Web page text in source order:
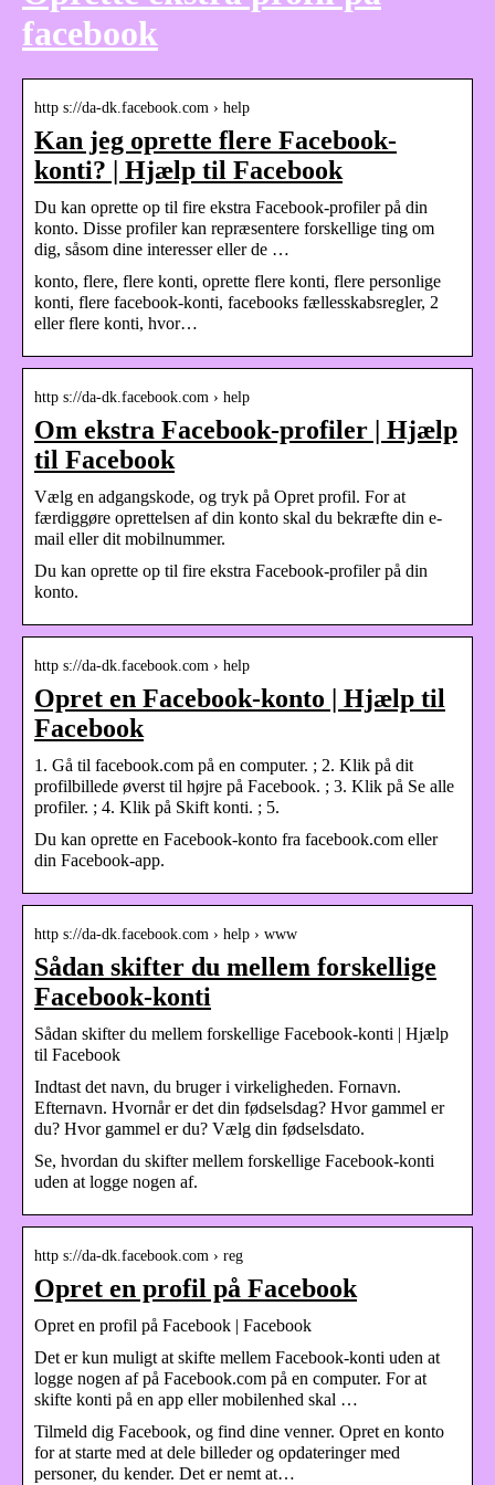
facebook
http s://da-dk.facebook.com › help
Kan jeg oprette flere Facebook-
konti? | Hjælp til Facebook
Du kan oprette op til fire ekstra Facebook-profiler på din
konto. Disse profiler kan repræsentere forskellige ting om
dig, såsom dine interesser eller de …
konto, flere, flere konti, oprette flere konti, flere personlige
konti, flere facebook-konti, facebooks fællesskabsregler, 2
eller flere konti, hvor…
http s://da-dk.facebook.com › help
Om ekstra Facebook-profiler | Hjælp
til Facebook
Vælg en adgangskode, og tryk på Opret profil. For at
færdiggøre oprettelsen af din konto skal du bekræfte din e-
mail eller dit mobilnummer.
Du kan oprette op til fire ekstra Facebook-profiler på din
konto.
http s://da-dk.facebook.com › help
Opret en Facebook-konto | Hjælp til
Facebook
1. Gå til facebook.com på en computer. ; 2. Klik på dit
profilbillede øverst til højre på Facebook. ; 3. Klik på Se alle
profiler. ; 4. Klik på Skift konti. ; 5.
Du kan oprette en Facebook-konto fra facebook.com eller
din Facebook-app.
http s://da-dk.facebook.com › help › www
Sådan skifter du mellem forskellige
Facebook-konti
Sådan skifter du mellem forskellige Facebook-konti | Hjælp
til Facebook
Indtast det navn, du bruger i virkeligheden. Fornavn.
Efternavn. Hvornår er det din fødselsdag? Hvor gammel er
du? Hvor gammel er du? Vælg din fødselsdato.
Se, hvordan du skifter mellem forskellige Facebook-konti
uden at logge nogen af.
http s://da-dk.facebook.com › reg
Opret en profil på Facebook
Opret en profil på Facebook | Facebook
Det er kun muligt at skifte mellem Facebook-konti uden at
logge nogen af på Facebook.com på en computer. For at
skifte konti på en app eller mobilenhed skal …
Tilmeld dig Facebook, og find dine venner. Opret en konto
for at starte med at dele billeder og opdateringer med
personer, du kender. Det er nemt at…